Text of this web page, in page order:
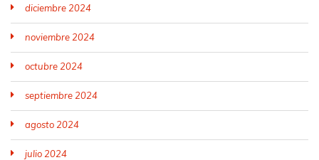
diciembre 2024
noviembre 2024
octubre 2024
septiembre 2024
agosto 2024
julio 2024